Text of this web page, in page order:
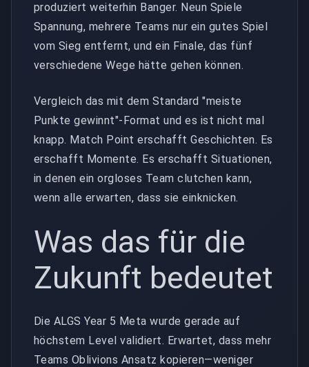
produziert weiterhin Banger. Neun Spiele
Spannung, mehrere Teams nur ein gutes Spiel
vom Sieg entfernt, und ein Finale, das fünf
verschiedene Wege hätte gehen können.
Vergleich das mit dem Standard "meiste
Punkte gewinnt"-Format und es ist nicht mal
knapp. Match Point erschafft Geschichten. Es
erschafft Momente. Es erschafft Situationen,
in denen ein orgloses Team clutchen kann,
wenn alle erwarten, dass sie einknicken.
Was das für die
Zukunft bedeutet
Die ALGS Year 5 Meta wurde gerade auf
höchstem Level validiert. Erwartet, dass mehr
Teams Oblivions Ansatz kopieren—weniger